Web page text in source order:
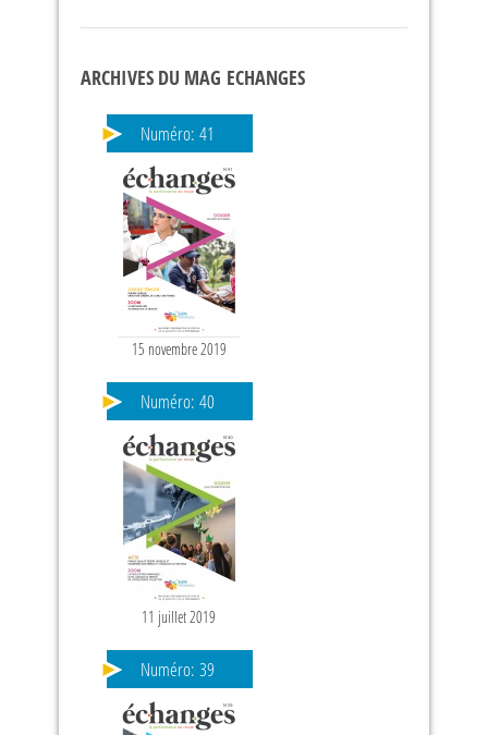
ARCHIVES DU MAG ECHANGES
Numéro: 41
15 novembre 2019
Numéro: 40
11 juillet 2019
Numéro: 39